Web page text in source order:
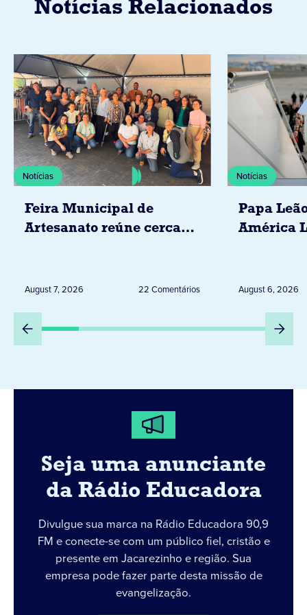
Notícias Relacionados
Notícias
Feira Municipal de
Artesanato reúne cerca
August 7, 2026 22 Comentários
Notícias
Papa
América
Peru
August 6, 2026
Seja uma anunciante
da Rádio Educadora
Divulgue sua marca na Rádio Educadora 90,9
FM e conecte-se com um público fiel, cristão e
presente em Jacarezinho e região. Sua
empresa pode fazer parte desta missão de
evangelização.